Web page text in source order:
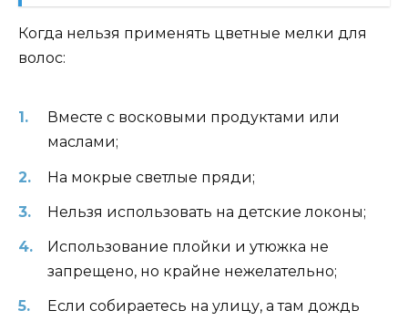
Когда нельзя применять цветные мелки для
волос:
Вместе с восковыми продуктами или
маслами;
На мокрые светлые пряди;
Нельзя использовать на детские локоны;
Использование плойки и утюжка не
запрещено, но крайне нежелательно;
Если собираетесь на улицу, а там дождь